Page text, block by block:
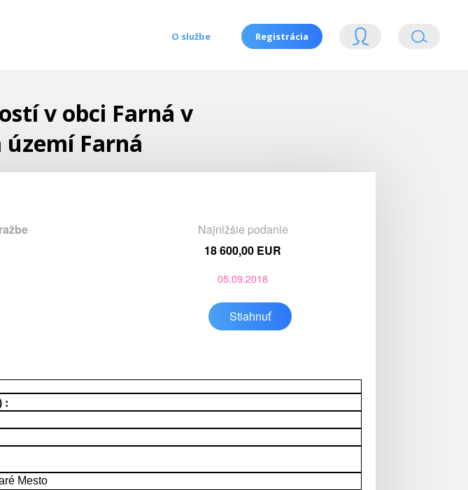
O službe Registrácia
v obci Farná v
Farná
Najnižšie podanie
18 600,00 EUR
05.09.2018
Stiahnuť
:
Mesto